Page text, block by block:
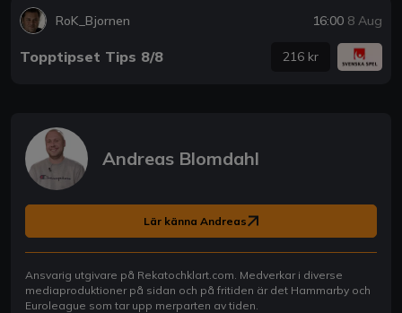
RoK_Bjornen 16:00 8 Aug
Topptipset Tips 8/8 216 kr
Andreas Blomdahl
Lär känna Andreas
Ansvarig utgivare på Rekatochklart.com. Medverkar i diverse
mediaproduktioner på sidan och på fritiden är det Hammarby och
Euroleague som tar upp merparten av tiden.